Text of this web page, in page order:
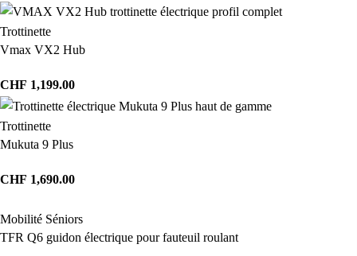
Trottinette
Vmax VX2 Hub
CHF 1,199.00
Trottinette
Mukuta 9 Plus
CHF 1,690.00
Mobilité Séniors
TFR Q6 guidon électrique pour fauteuil roulant